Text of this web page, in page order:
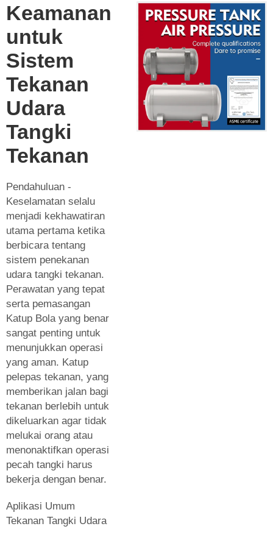
Keamanan
untuk
Sistem
Tekanan
Udara
Tangki
Tekanan
Pendahuluan -
Keselamatan selalu
menjadi kekhawatiran
utama pertama ketika
berbicara tentang
sistem penekanan
udara tangki tekanan.
Perawatan yang tepat
serta pemasangan
Katup Bola yang benar
sangat penting untuk
menunjukkan operasi
yang aman. Katup
pelepas tekanan, yang
memberikan jalan bagi
tekanan berlebih untuk
dikeluarkan agar tidak
melukai orang atau
menonaktifkan operasi
pecah tangki harus
bekerja dengan benar.
Aplikasi Umum
Tekanan Tangki Udara